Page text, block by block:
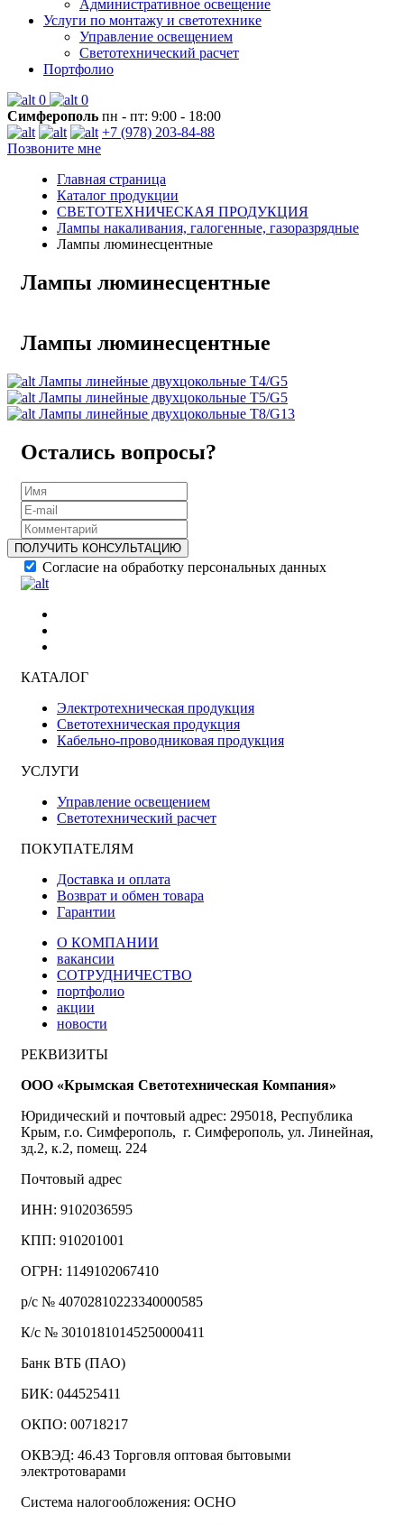
Административное освещение
Услуги по монтажу и светотехнике
Управление освещением
Светотехнический расчет
Портфолио
0
0
Симферополь пн - пт: 9:00 - 18:00
+7 (978) 203-84-88
Позвоните мне
Главная страница
Каталог продукции
СВЕТОТЕХНИЧЕСКАЯ ПРОДУКЦИЯ
Лампы накаливания, галогенные, газоразрядные
Лампы люминесцентные
Лампы люминесцентные
Лампы люминесцентные
Лампы линейные двухцокольные T4/G5
Лампы линейные двухцокольные T5/G5
Лампы линейные двухцокольные T8/G13
Остались вопросы?
ПОЛУЧИТЬ КОНСУЛЬТАЦИЮ
Согласие на обработку персональных данных
КАТАЛОГ
Электротехническая продукция
Светотехническая продукция
Кабельно-проводниковая продукция
УСЛУГИ
Управление освещением
Светотехнический расчет
ПОКУПАТЕЛЯМ
Доставка и оплата
Возврат и обмен товара
Гарантии
О КОМПАНИИ
вакансии
СОТРУДНИЧЕСТВО
портфолио
акции
новости
РЕКВИЗИТЫ
ООО «Крымская Светотехническая Компания»
Юридический и почтовый адрес: 295018, Республика
Крым, г.о. Симферополь, г. Симферополь, ул. Линейная,
зд.2, к.2, помещ. 224
Почтовый адрес
ИНН: 9102036595
КПП: 910201001
ОГРН: 1149102067410
р/с № 40702810223340000585
К/с № 30101810145250000411
Банк ВТБ (ПАО)
БИК: 044525411
ОКПО: 00718217
ОКВЭД: 46.43 Торговля оптовая бытовыми
электротоварами
Система налогообложения: ОСНО